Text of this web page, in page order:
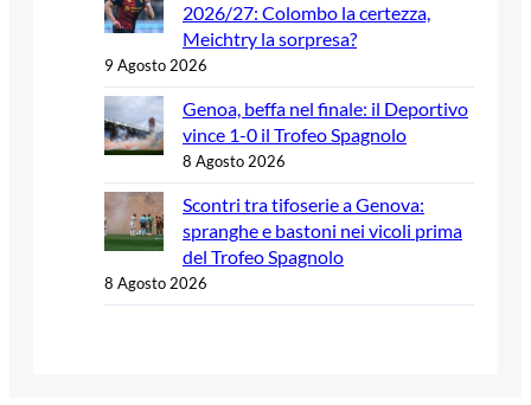
2026/27: Colombo la certezza,
Meichtry la sorpresa?
9 Agosto 2026
Genoa, beffa nel finale: il Deportivo
vince 1-0 il Trofeo Spagnolo
8 Agosto 2026
Scontri tra tifoserie a Genova:
spranghe e bastoni nei vicoli prima
del Trofeo Spagnolo
8 Agosto 2026